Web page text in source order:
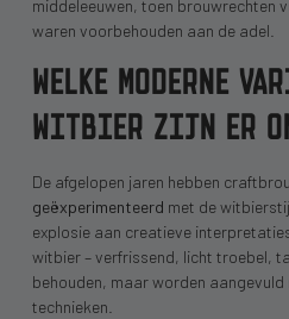
middeleeuwen, toen brouwrechten
waren voorbehouden aan de adel.
WELKE MODERNE
WITBIER ZIJN ER
De afgelopen jaren hebben
geëxperimenteerd met de
explosie aan creatieve
witbier – verfrissend, licht troebel,
behouden, maar worden aangevuld
technieken.